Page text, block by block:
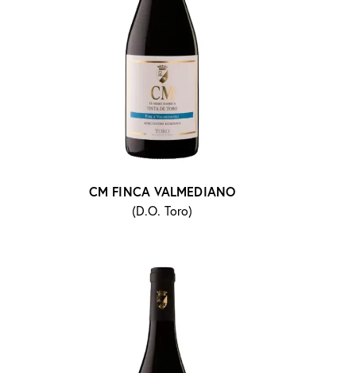
CM FINCA VALMEDIANO
(D.O. Toro)